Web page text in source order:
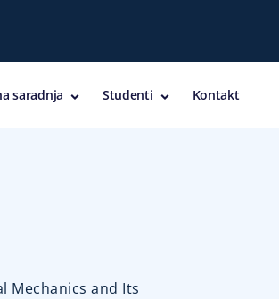
saradnja Studenti Kontakt
Mechanics and Its